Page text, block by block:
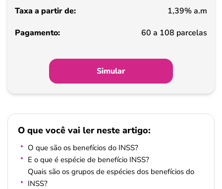
Pagamento
1,39% a.m
60 a 108 parcelas
Simular
O que você vai ler neste artigo:
O que são os benefícios do INSS?
E o que é espécie de benefício INSS?
Quais são os grupos de espécies dos benefícios do
INSS?